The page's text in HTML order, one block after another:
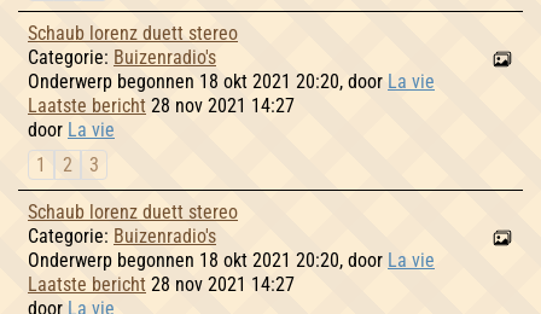
Schaub lorenz duett stereo
Categorie: Buizenradio's
Onderwerp begonnen 18 okt 2021 20:20, door La vie
Laatste bericht 28 nov 2021 14:27
door La vie
1
2 3
Schaub lorenz duett stereo
Categorie: Buizenradio's
Onderwerp begonnen 18 okt 2021 20:20, door La vie
Laatste bericht 28 nov 2021 14:27
door La vie